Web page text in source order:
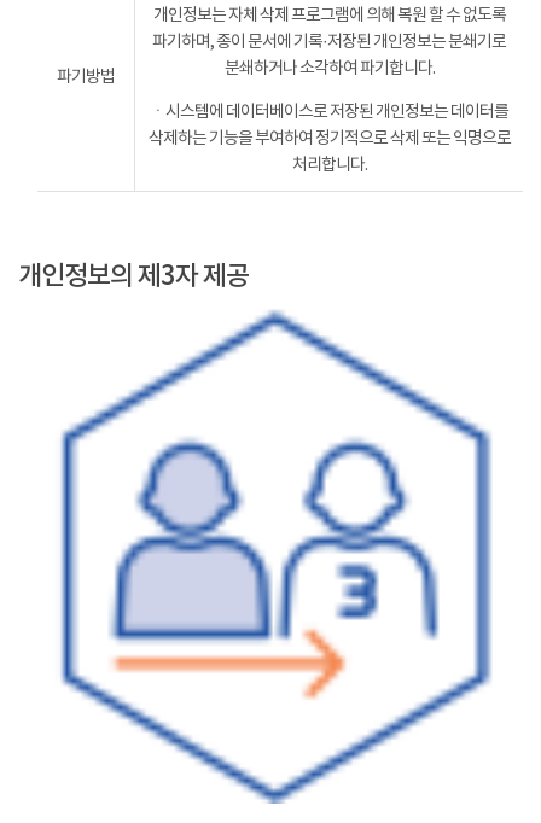
파기방법
개인정보는 자체 삭제 프로그램에 의해 복원 할 수 없도록
파기하며, 종이 문서에 기록·저장된 개인정보는 분쇄기로
분쇄하거나 소각하여 파기합니다.
ㆍ시스템에 데이터베이스로 저장된 개인정보는 데이터를
삭제하는 기능을 부여하여 정기적으로 삭제 또는 익명으로
처리합니다.
개인정보의 제3자 제공